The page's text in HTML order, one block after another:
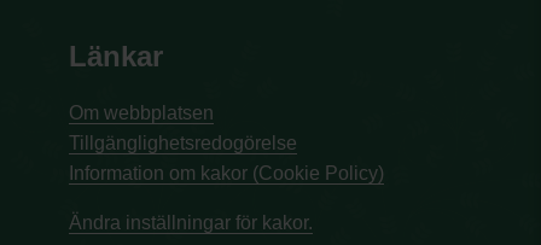
Länkar
Om webbplatsen
Tillgänglighetsredogörelse
Information om kakor (Cookie Policy)
Ändra inställningar för kakor.